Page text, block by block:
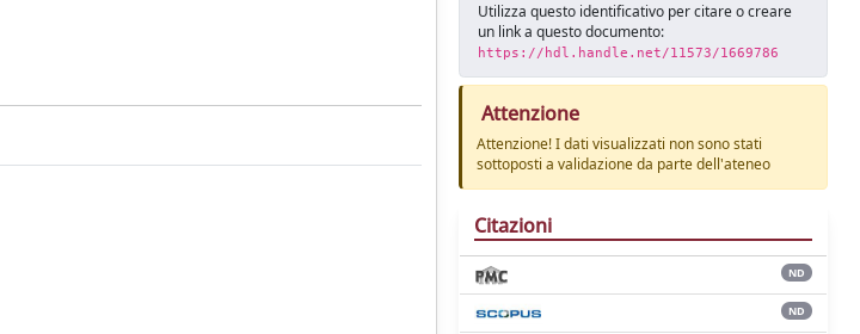
Utilizza questo identificativo per citare o creare
un link a questo documento:
https://hdl.handle.net/11573/1669786
Attenzione
Attenzione! I dati visualizzati non sono stati
sottoposti a validazione da parte dell'ateneo
Citazioni
ND
ND